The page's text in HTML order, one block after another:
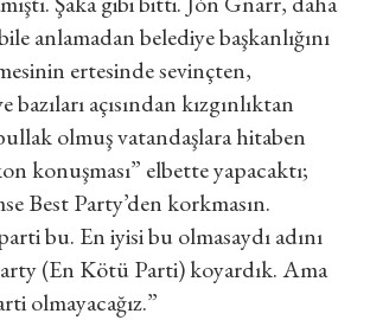
anlamadan belediye başkanlığını
ertesinde sevinçten,
bazıları açısından kızgınlıktan
olmuş vatandaşlara hitaben
konuşması” elbette yapacaktı;
Best Party’den korkmasın.
bu. En iyisi bu olmasaydı adını
(En Kötü Parti) koyardık. Ama
olmayacağız.”